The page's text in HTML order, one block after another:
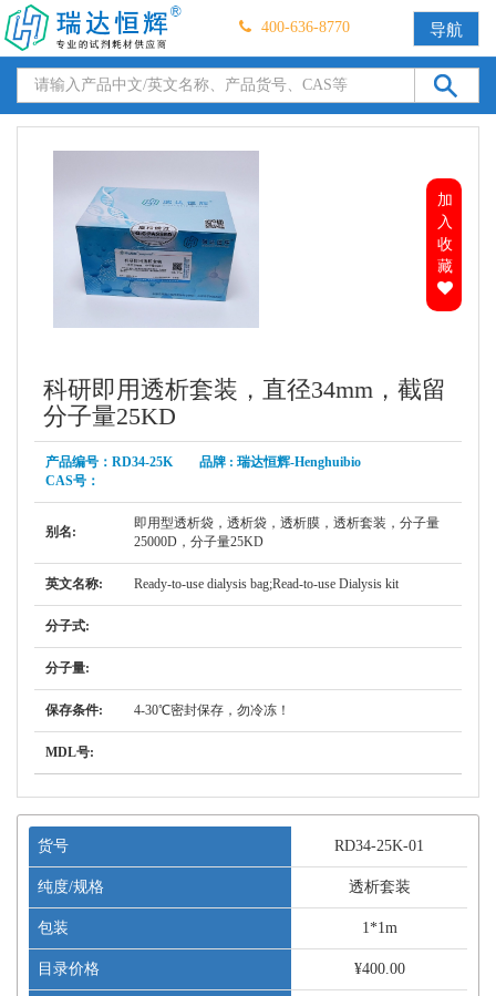
400-636-8770 导航
加
入
收
藏
科研即用透析套装，直径34mm，截留
分子量25KD
产品编号：RD34-25K 品牌 : 瑞达恒辉-Henghuibio
CAS号：
别名:
即用型透析袋，透析袋，透析膜，透析套装，分子量
25000D，分子量25KD
英文名称: Ready-to-use dialysis bag;Read-to-use Dialysis kit
分子式:
分子量:
保存条件: 4-30℃密封保存，勿冷冻！
MDL号:
货号 RD34-25K-01
纯度/规格 透析套装
包装 1*1m
目录价格 ¥400.00